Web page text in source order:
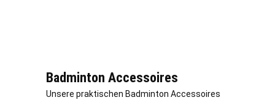
Badminton Accessoires
Unsere praktischen Badminton Accessoires